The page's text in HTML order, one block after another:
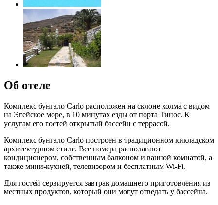
Об отеле
Комплекс бунгало Carlo расположен на склоне холма с видом
на Эгейское море, в 10 минутах езды от порта Тинос. К
услугам его гостей открытый бассейн с террасой.
Комплекс бунгало Carlo построен в традиционном кикладском
архитектурном стиле. Все номера располагают
кондиционером, собственным балконом и ванной комнатой, а
также мини-кухней, телевизором и бесплатным Wi-Fi.
Для гостей сервируется завтрак домашнего приготовления из
местных продуктов, который они могут отведать у бассейна.